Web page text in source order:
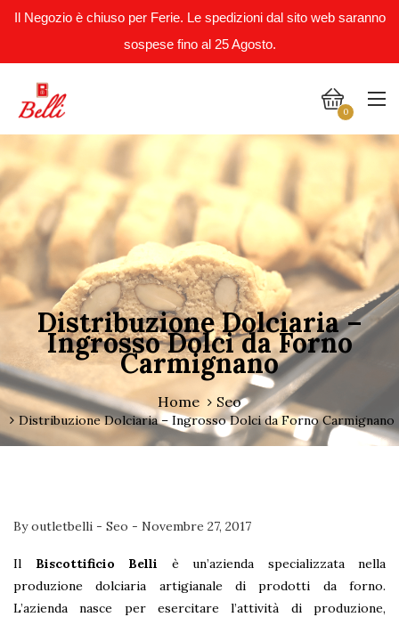
Il Negozio è chiuso per Ferie. Le spedizioni dal sito web saranno
sospese fino al 25 Agosto.
0
Distribuzione Dolciaria –
Ingrosso Dolci da Forno
Carmignano
Home Seo
Distribuzione Dolciaria – Ingrosso Dolci da Forno Carmignano
Byoutletbelli - Seo - Novembre 27, 2017
Il Biscottificio Belli è un’azienda specializzata nella
produzione dolciaria artigianale di prodotti da forno.
L’azienda nasce per esercitare l’attività di produzione,